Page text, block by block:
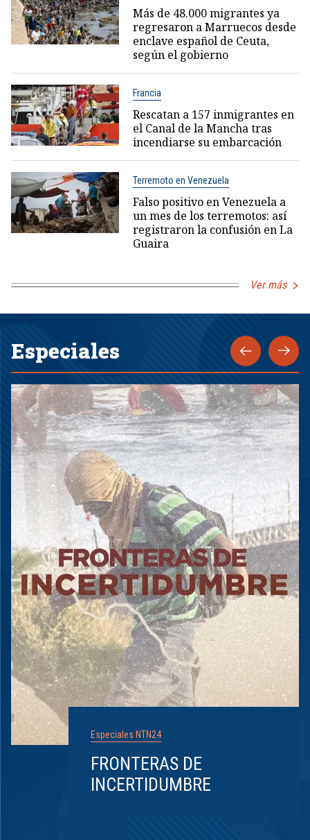
Más de 48.000 migrantes ya
regresaron a Marruecos desde
enclave español de Ceuta,
según el gobierno
Francia
Rescatan a 157 inmigrantes en
el Canal de la Mancha tras
incendiarse su embarcación
Terremoto en Venezuela
Falso positivo en Venezuela a
un mes de los terremotos: así
registraron la confusión en La
Guaira
Ver más
Especiales
Especiales NTN24
FRONTERAS DE
INCERTIDUMBRE